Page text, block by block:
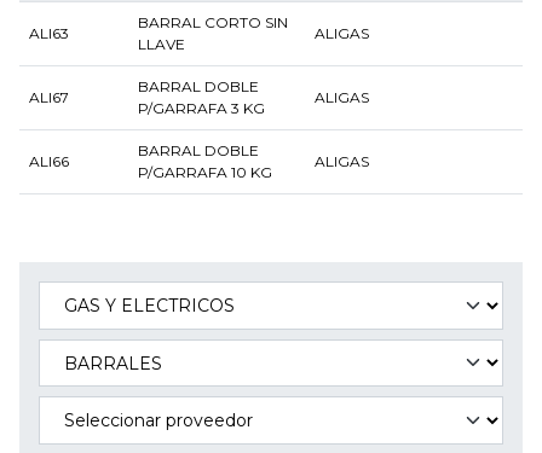
ALI63
BARRAL CORTO SIN
LLAVE
ALIGAS
ALI67
BARRAL DOBLE
P/GARRAFA 3 KG
ALIGAS
ALI66
BARRAL DOBLE
P/GARRAFA 10 KG
ALIGAS